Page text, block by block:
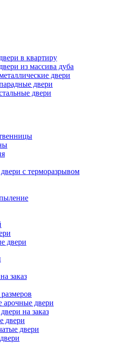
в квартиру
из массива дуба
двери
двери
двери
с терморазрывом
двери
заказ
арочные двери
на заказ
двери
двери